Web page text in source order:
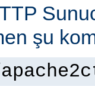
şu